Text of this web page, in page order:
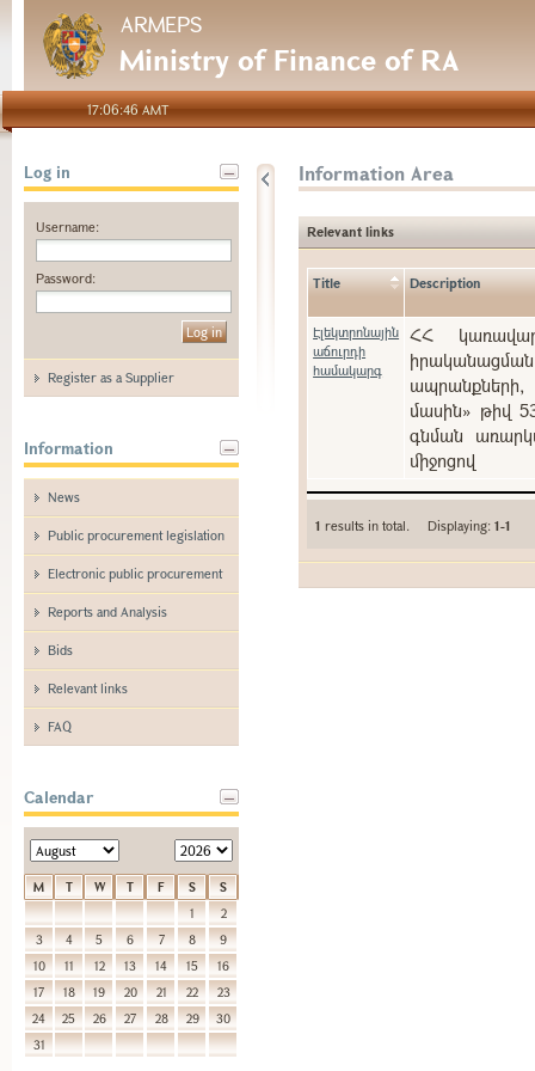
ARMEPS
Ministry of Finance of RA
17:06:46 AMT
Log in
Username:
Password:
Register as a Supplier
Information
News
Public procurement legislation
Electronic public procurement
Reports and Analysis
Bids
Relevant links
FAQ
Calendar
M T W T F S
S
1
2
3
4 5 6 7 8
9
10
11 12 13 14 15
16
17
18 19 20 21 22
23
24
25 26 27 28 29
30
31
Information Area
Relevant links
Title Description
Էլեկտրոնային
աճուրդի
համակարգ
ՀՀ
ապրանքների,
մասին» թիվ
գնման
միջոցով
1 results in total. Displaying:1-1